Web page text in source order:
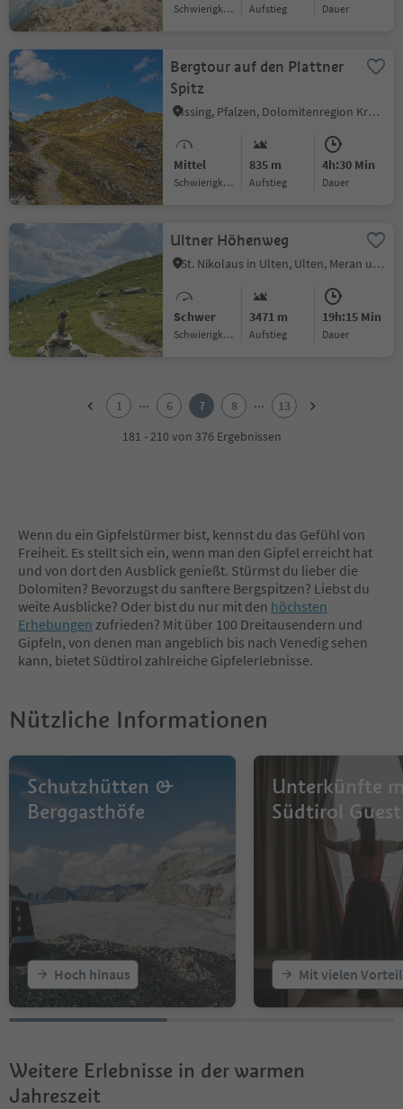
Schwierigkeitsgrad Aufstieg Dauer
Bergtour auf den Plattner
Spitz
Issing, Pfalzen, Dolomitenregion Kronplatz
Mittel
Schwierigkeitsgrad
835 m
Aufstieg
4h:30 Min
Dauer
Ultner Höhenweg
St. Nikolaus in Ulten, Ulten, Meran und Umgebung
Schwer
Schwierigkeitsgrad
3471 m
Aufstieg
19h:15 Min
Dauer
10
11
12
13
1 ... 6 7 8 ...
13
181 - 210 von 376 Ergebnissen
Wenn du ein Gipfelstürmer bist, kennst du das Gefühl von
Freiheit. Es stellt sich ein, wenn man den Gipfel erreicht hat
und von dort den Ausblick genießt. Stürmst du lieber die
Dolomiten? Bevorzugst du sanftere Bergspitzen? Liebst du
weite Ausblicke? Oder bist du nur mit den höchsten
Erhebungen zufrieden? Mit über 100 Dreitausendern und
Gipfeln, von denen man angeblich bis nach Venedig sehen
kann, bietet Südtirol zahlreiche Gipfelerlebnisse.
Nützliche Informationen
Schutzhütten &
Berggasthöfe
Hoch hinaus
Unterkünfte
Südtirol Guest
Mit vielen
Weitere Erlebnisse in der warmen
Jahreszeit